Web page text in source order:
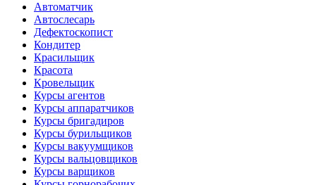
Автоматчик
Автослесарь
Дефектоскопист
Кондитер
Красильщик
Красота
Кровельщик
Курсы агентов
Курсы аппаратчиков
Курсы бригадиров
Курсы бурильщиков
Курсы вакуумщиков
Курсы вальцовщиков
Курсы варщиков